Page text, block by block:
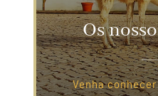
Os
Venha